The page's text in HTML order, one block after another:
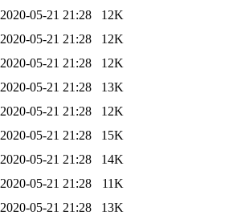
2020-05-21 21:28
12K
2020-05-21 21:28
12K
2020-05-21 21:28
12K
2020-05-21 21:28
13K
2020-05-21 21:28
12K
2020-05-21 21:28
15K
2020-05-21 21:28
14K
2020-05-21 21:28
11K
2020-05-21 21:28
13K